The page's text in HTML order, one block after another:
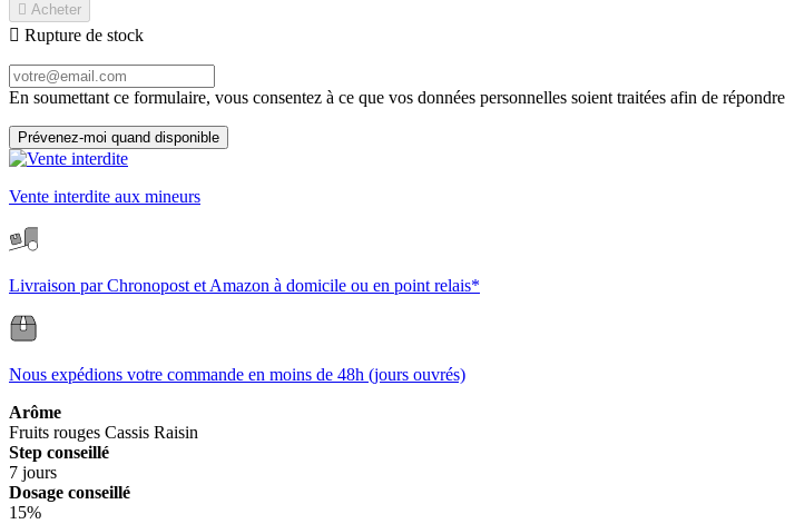
 Acheter
 Rupture de stock
En soumettant ce formulaire, vous consentez à ce que vos données personnelles soient traitées afin de
Prévenez-moi quand disponible
Vente interdite aux mineurs
Livraison par Chronopost et Amazon à domicile ou en point relais*
Nous expédions votre commande en moins de 48h (jours ouvrés)
Arôme
Fruits rouges Cassis Raisin
Step conseillé
7 jours
Dosage conseillé
15%